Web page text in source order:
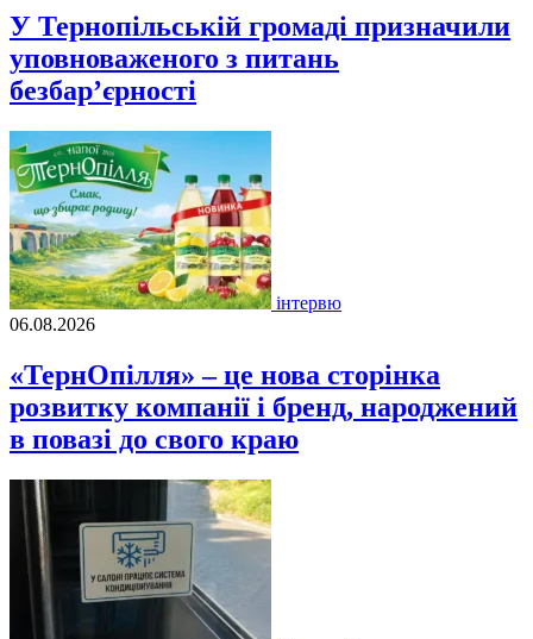
У Тернопільській громаді призначили
уповноваженого з питань
безбар’єрності
інтервю
06.08.2026
«ТернОпілля» – це нова сторінка
розвитку компанії і бренд, народжений
в повазі до свого краю